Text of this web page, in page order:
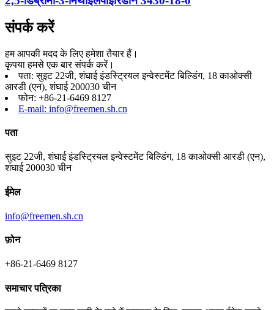
संपर्क करें
हम आपकी मदद के लिए हमेशा तैयार हैं।
कृपया हमसे एक बार संपर्क करें।
पता: सुइट 22जी, शंघाई इंडस्ट्रियल इन्वेस्टमेंट बिल्डिंग, 18 काओक्सी
आरडी (एन), शंघाई 200030 चीन
फोन: +86-21-6469 8127
E-mail: info@freemen.sh.cn
पता
सुइट 22जी, शंघाई इंडस्ट्रियल इन्वेस्टमेंट बिल्डिंग, 18 काओक्सी आरडी (एन),
शंघाई 200030 चीन
ईमेल
info@freemen.sh.cn
फ़ोन
+86-21-6469 8127
समाचार पत्रिका